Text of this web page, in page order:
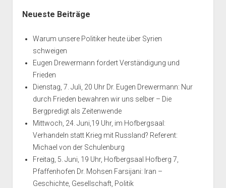
Neueste Beiträge
Warum unsere Politiker heute über Syrien
schweigen
Eugen Drewermann fordert Verständigung und
Frieden
Dienstag, 7. Juli, 20 Uhr Dr. Eugen Drewermann: Nur
durch Frieden bewahren wir uns selber – Die
Bergpredigt als Zeitenwende
Mittwoch, 24. Juni,19 Uhr, im Hofbergsaal:
Verhandeln statt Krieg mit Russland? Referent:
Michael von der Schulenburg
Freitag, 5. Juni, 19 Uhr, Hofbergsaal Hofberg 7,
Pfaffenhofen Dr. Mohsen Farsijani: Iran –
Geschichte, Gesellschaft, Politik